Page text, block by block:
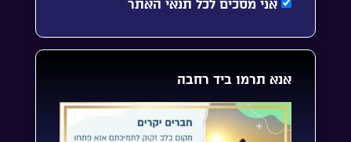
אני מסכים לכל תנאי האתר
אנא תרמו ביד רחבה